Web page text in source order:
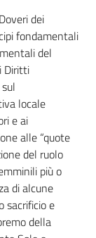
dei
fondamentali
del
Diritti
locale
e ai
alle “quote
del ruolo
più o
di alcune
sacrificio e
della